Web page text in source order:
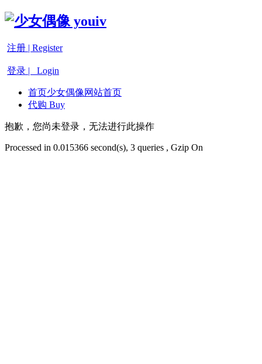
注册 | Register
登录 | Login
首页少女偶像网站首页
代购 Buy
抱歉，您尚未登录，无法进行此操作
Processed in 0.015366 second(s), 3 queries , Gzip On